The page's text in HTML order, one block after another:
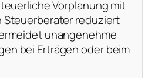
Vorplanung mit
Steuerberater reduziert
unangenehme
bei Erträgen oder beim